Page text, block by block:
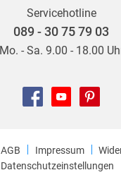
Servicehotline
089 - 30 75 79 03
Mo. - Sa. 9.00 - 18.00
AGB Impressum
Datenschutzeinstellungen